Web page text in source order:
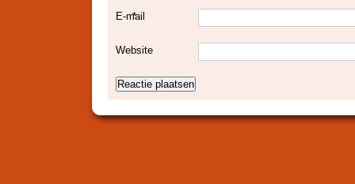
E-mail
*
Website